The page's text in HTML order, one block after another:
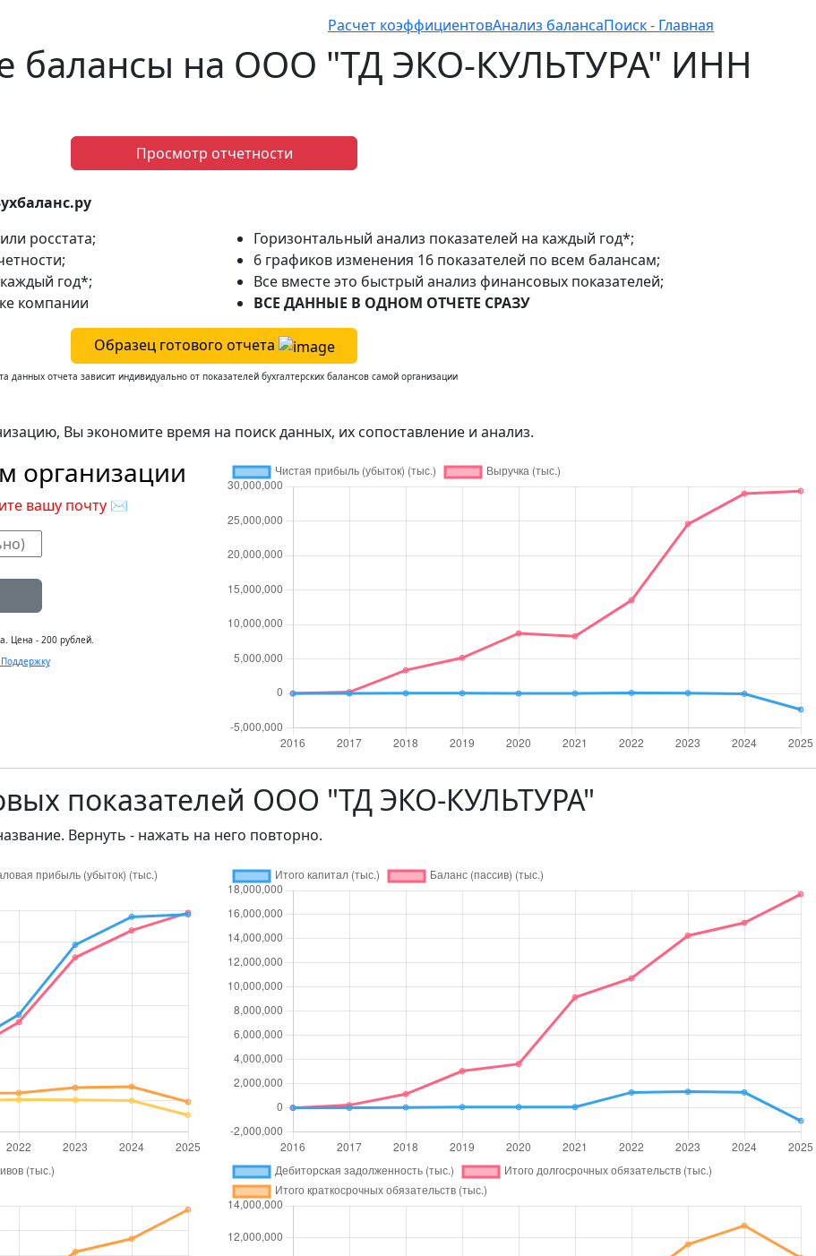
Поиск - Главная
Анализ баланса
Расчет коэффициентов
балансы на ООО "ТД ЭКО-КУЛЬТУРА" ИНН
Просмотр отчетности
росстата;
год*;
компании
Горизонтальный анализ показателей на каждый год*;
6 графиков изменения 16 показателей по всем балансам;
Все вместе это быстрый анализ финансовых показателей;
ВСЕ ДАННЫЕ В ОДНОМ ОТЧЕТЕ СРАЗУ
Образец готового отчета
данных отчета зависит индивидуально от показателей бухгалтерских балансов самой организации
Вы экономите время на поиск данных, их сопоставление и анализ.
организации
вашу почту ✉
Цена - 200 рублей.
показателей ООО "ТД ЭКО-КУЛЬТУРА"
Вернуть - нажать на него повторно.